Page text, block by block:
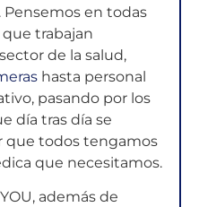
en todas
trabajan
de la salud,
hasta personal
pasando por los
día tras día se
que todos tengamos
que necesitamos.
además de